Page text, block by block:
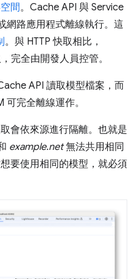
間。Cache API 與 Service
網路應用程式離線執行。這
。與 HTTP 快取相比，
完全由開發人員控管。
API 讀取模型檔案，而
完全離線運作。
會依來源進行隔離。也就是
example.net無法共用相同
要使用相同的模型，就必須